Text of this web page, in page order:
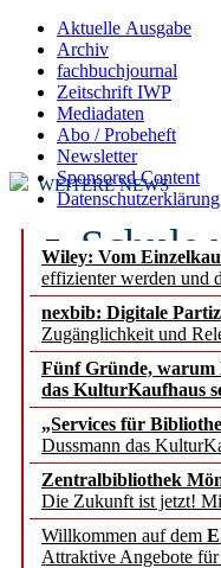
Aktuelle Ausgabe
Archiv
fachbuchjournal
Zeitschrift IWP
Mediadaten
Abo / Probeheft
Newsletter
Sponsored Content
Datenschutzerklärung
Wiley: Vom
effizienter werden und
nexbib: Digitale
Zugänglichkeit und
Fünf Gründe, warum
das KulturKaufhaus
„Services für
Dussmann das
Zentralbibliothek
Die Zukunft ist jetzt!
Willkommen auf dem
Attraktive Angebote
WEITERE NEWS
Schule